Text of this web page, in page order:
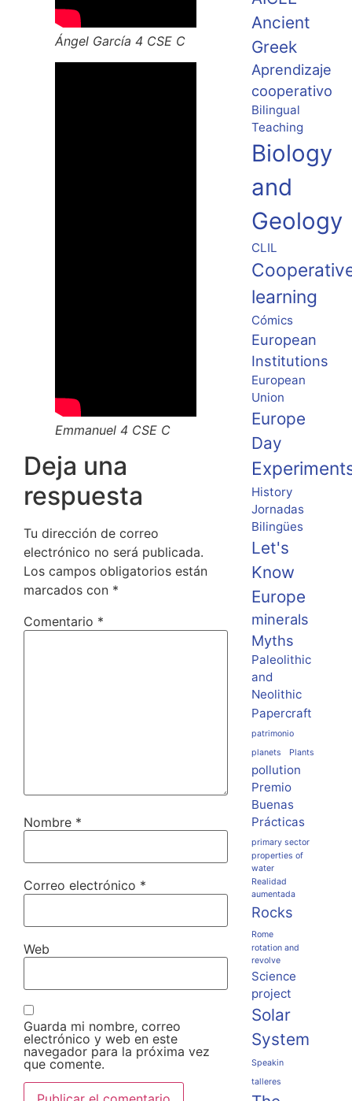
Ángel García 4 CSE C
Emmanuel 4 CSE C
Deja una
respuesta
Tu dirección de correo
electrónico no será publicada.
Los campos obligatorios están
marcados con *
Comentario *
Nombre *
Correo electrónico *
Web
Guarda mi nombre, correo
electrónico y web en este
navegador para la próxima vez
que comente.
Ancient
Greek
Aprendizaje
cooperativo
Bilingual
Teaching
Biology
and
Geology
CLIL
learning
Cómics
European
Institutions
European
Union
Europe
Day
History
Jornadas
Bilingües
Let's
Know
Europe
minerals
Myths
Paleolithic
and
Neolithic
Papercraft
patrimonio
planets
Plants
pollution
Premio
Buenas
Prácticas
primary sector
properties of
water
Realidad
aumentada
Rocks
Rome
rotation and
revolve
Science
project
Solar
System
Speakin
talleres